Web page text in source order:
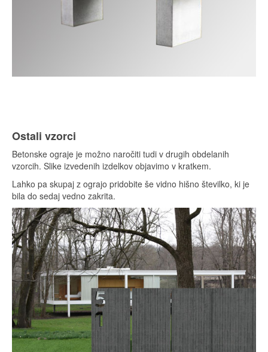
Ostali vzorci
Betonske ograje je možno naročiti tudi v drugih obdelanih
vzorcih. Slike izvedenih izdelkov objavimo v kratkem.
Lahko pa skupaj z ograjo pridobite še vidno hišno številko, ki je
bila do sedaj vedno zakrita.